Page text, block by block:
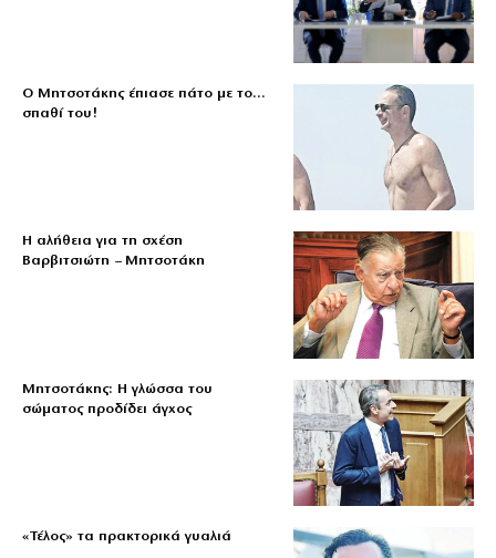
Ο Μητσοτάκης έπιασε πάτο με το…
σπαθί του!
Η αλήθεια για τη σχέση
Βαρβιτσιώτη – Μητσοτάκη
Μητσοτάκης: Η γλώσσα του
σώματος προδίδει άγχος
«Τέλος» τα πρακτορικά γυαλιά